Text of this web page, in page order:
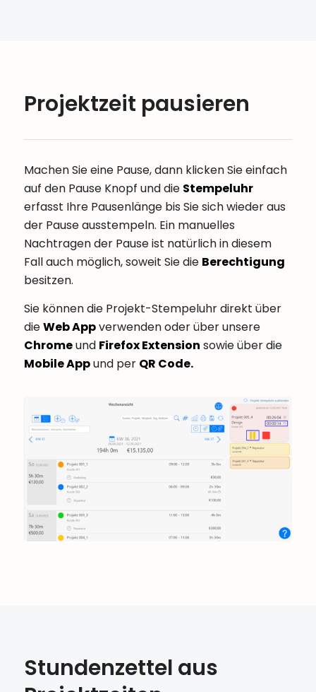
Projektzeit pausieren
Machen Sie eine Pause, dann klicken Sie einfach
auf den PauseKnopf und die Stempeluhr
erfasst Ihre Pausenlänge bis Sie sich wieder aus
der Pause ausstempeln. Ein manuelles
Nachtragen der Pause ist natürlich in diesem
Fall auch möglich, soweit Sie die Berechtigung
besitzen.
Sie können die Projekt-Stempeluhr direkt über
dieWeb Appverwenden oder über unsere
Chromeund Firefox Extension sowie über die
Mobile Appund per QR Code.
Stundenzettel aus